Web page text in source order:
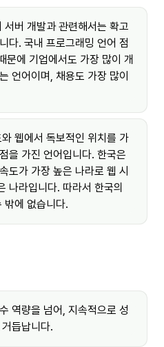
버 개발과 관련해서는 확고
다. 국내 프로그래밍 언어 점
문에 기업에서도 가장 많이 개
언어이며, 채용도 가장 많이
웹에서 독보적인 위치를 가
을 가진 언어입니다. 한국은
도가 가장 높은 나라로 웹 시
나라입니다. 따라서 한국의
밖에 없습니다.
역량을 넘어, 지속적으로 성
듭납니다.